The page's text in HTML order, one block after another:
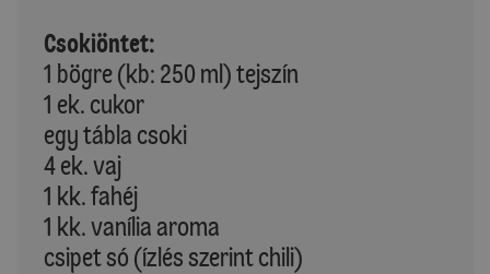
Csokiöntet:
1 bögre (kb: 250 ml) tejszín
1 ek. cukor
egy tábla csoki
4 ek. vaj
1 kk. fahéj
1 kk. vanília aroma
csipet só (ízlés szerint chili)